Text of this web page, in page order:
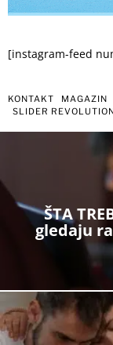
[instagram-feed
KONTAKT MAGAZIN
SLIDER
ŠTA
gledaju